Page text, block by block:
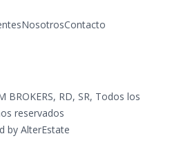
NosotrosContacto
BROKERS, RD, SR, Todos los
reservados
by AlterEstate